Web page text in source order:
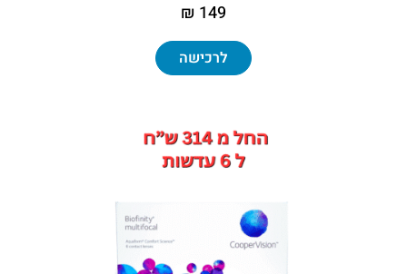
149 ₪
לרכישה